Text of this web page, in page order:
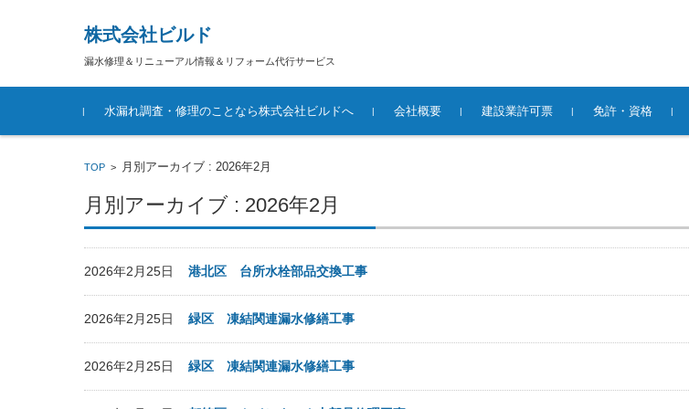
株式会社ビルド
漏水修理＆リニューアル情報＆リフォーム代行サービス
コンテンツに移動
水漏れ調査・修理のことなら株式会社ビルドへ
会社概要 建設業許可票 免許・資格
TOP > 月別アーカイブ : 2026年2月
月別アーカイブ : 2026年2月
2026年2月25日 港北区 台所水栓部品交換工事
2026年2月25日 緑区 凍結関連漏水修繕工事
2026年2月25日 緑区 凍結関連漏水修繕工事